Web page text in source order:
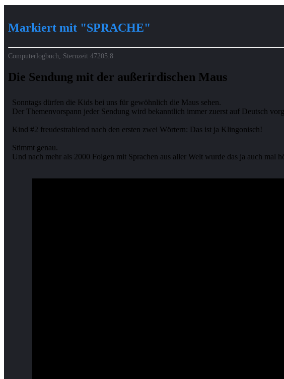
Markiert mit "SPRACHE"
Computerlogbuch, Sternzeit 47205.8
Die Sendung mit der außerirdischen Maus
Sonntags dürfen die Kids bei uns für gewöhnlich die Maus sehen.
Der Themenvorspann jeder Sendung wird bekanntlich immer zuerst auf Deutsch
Kind #2 freudestrahlend nach den ersten zwei Wörtern: Das ist ja Klingonisch!
Stimmt genau.